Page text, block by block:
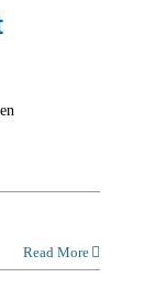
Read More